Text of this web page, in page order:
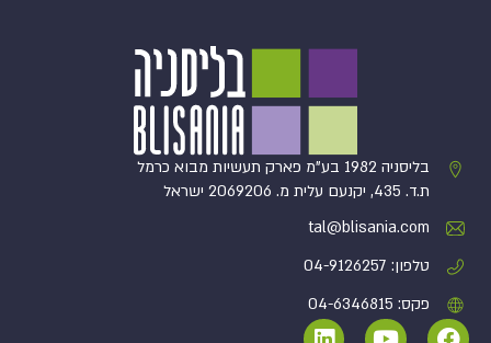
בליסניה 1982 בע”מ פארק תעשיות מבוא כרמל
ת.ד. 435, יקנעם עלית מ. 2069206 ישראל
tal@blisania.com‏
טלפון: 04-9126257
פקס: 04-6346815